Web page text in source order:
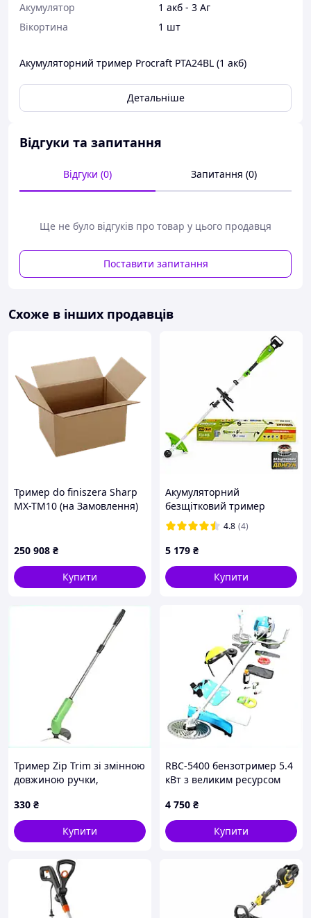
Акумулятор
1 акб - 3 Аг
Вікортина
1 шт
Акумуляторний тример Procraft PTA24BL (1 акб)
Детальніше
Відгуки та запитання
Відгуки (0) Запитання (0)
Ще не було відгуків про товар у цього продавця
Поставити запитання
Схоже в інших продавців
Тример do finiszera Sharp
MX-TM10 (на Замовлення)
250 908 ₴
Купити
Акумуляторний
безщітковий тример
Procraft ATA40S (1 АКБ і
зарядне, Розбірна штанга,
D-ручка)
4.8 (4)
5 179 ₴
Купити
Тример Zip Trim зі змінною
довжиною ручки,
330 ₴
Купити
RBC-5400 бензотример 5.4
кВт з великим ресурсом
4 750 ₴
Купити